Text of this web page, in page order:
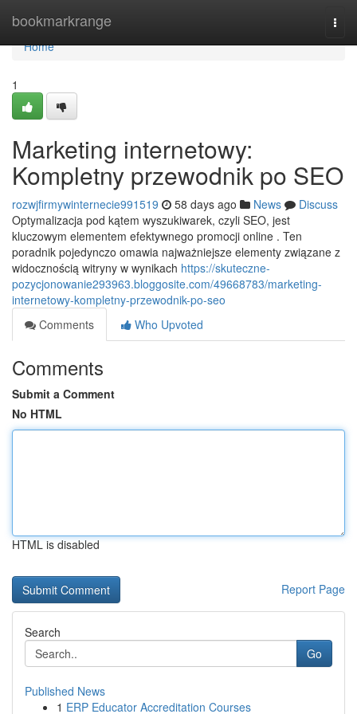
bookmarkrange
Home
Home
1
Marketing internetowy:
Kompletny przewodnik po SEO
rozwjfirmywinternecie991519 58 days ago News
Discuss
Optymalizacja pod kątem wyszukiwarek, czyli SEO, jest
kluczowym elementem efektywnego promocji online . Ten
poradnik pojedynczo omawia najważniejsze elementy związane z
widocznością witryny w wynikach https://skuteczne-
pozycjonowanie293963.bloggosite.com/49668783/marketing-
internetowy-kompletny-przewodnik-po-seo
Comments
Who Upvoted
Comments
Submit a Comment
No HTML
HTML is disabled
Report Page
Search
Go
Published News
1 ERP Educator Accreditation Courses